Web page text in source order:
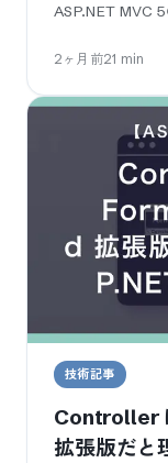
ASP.NET MVC
2ヶ月前21 min
技術記事
Controller
拡張版だと